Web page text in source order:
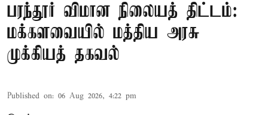
பரந்தூர் விமான நிலையத் திட்டம்:
மக்களவையில் மத்திய அரசு
முக்கியத் தகவல்
Published on: 06 Aug 2026, 4:22 pm